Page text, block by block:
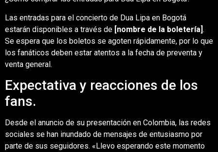
Las entradas para el concierto de Dua Lipa en Bogotá
estarán disponibles a través de [nombre de la boletería] .
Se espera que los boletos se agoten rápidamente, por lo que
los fanáticos deben estar atentos a la fecha de preventa y
venta general.
Expectativa y reacciones de los
fans.
Desde el anuncio de su presentación en Colombia, las redes
sociales se han inundado de mensajes de entusiasmo por
parte de sus seguidores. «Llevo esperando este momento